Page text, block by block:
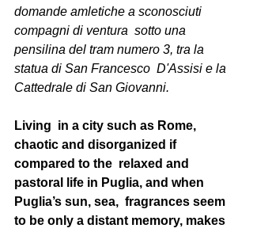
domande amletiche a sconosciuti
compagni di ventura  sotto una
pensilina del tram numero 3, tra la
statua di San Francesco  D'Assisi e la
Cattedrale di San Giovanni.
Living  in a city such as Rome,
chaotic and disorganized if
compared to the  relaxed and
pastoral life in Puglia, and when
Puglia’s sun, sea,  fragrances seem
to be only a distant memory, makes